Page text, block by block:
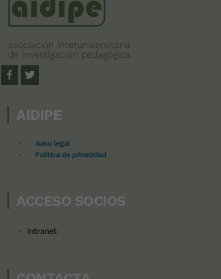
AIDIPE
Aviso legal
Política de privacidad
ACCESO SOCIOS
Intranet